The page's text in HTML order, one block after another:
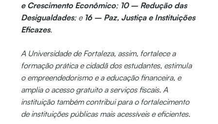
e Crescimento Econômico; 10 – Redução das
Desigualdades; e 16 – Paz, Justiça e Instituições
Eficazes.
A Universidade de Fortaleza, assim, fortalece a
formação prática e cidadã dos estudantes, estimula
o empreendedorismo e a educação financeira, e
amplia o acesso gratuito a serviços fiscais. A
instituição também contribui para o fortalecimento
de instituições públicas mais acessíveis e eficientes.